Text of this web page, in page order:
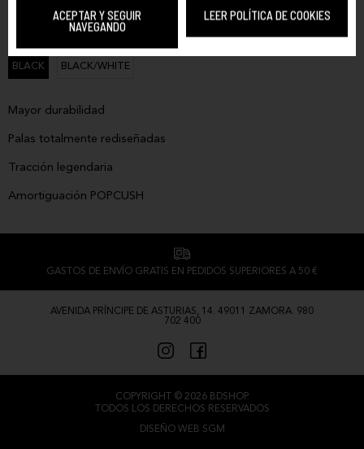
ACEPTAR Y SEGUIR
NAVEGANDO
LEER POLÍTICA DE COOKIES
BLACK BLACK/WHITE
Mayor durabilidad
Palas totalmente rediseñadas
Tracción legendaria
Amortiguación POPCUSH
GASTOS DE ENVÍO GRATIS EN PEDIDOS SUPERIORES A 50 €
AVENIDA PRÍNCIPE DE ASTURIAS, 14. 49011 ZAMORA. 980
702 400
COPYRIGHT © 2026 BDSHOP.
TODOS LOS DERECHOS RESERVADOS
DISEÑO WEB SGM